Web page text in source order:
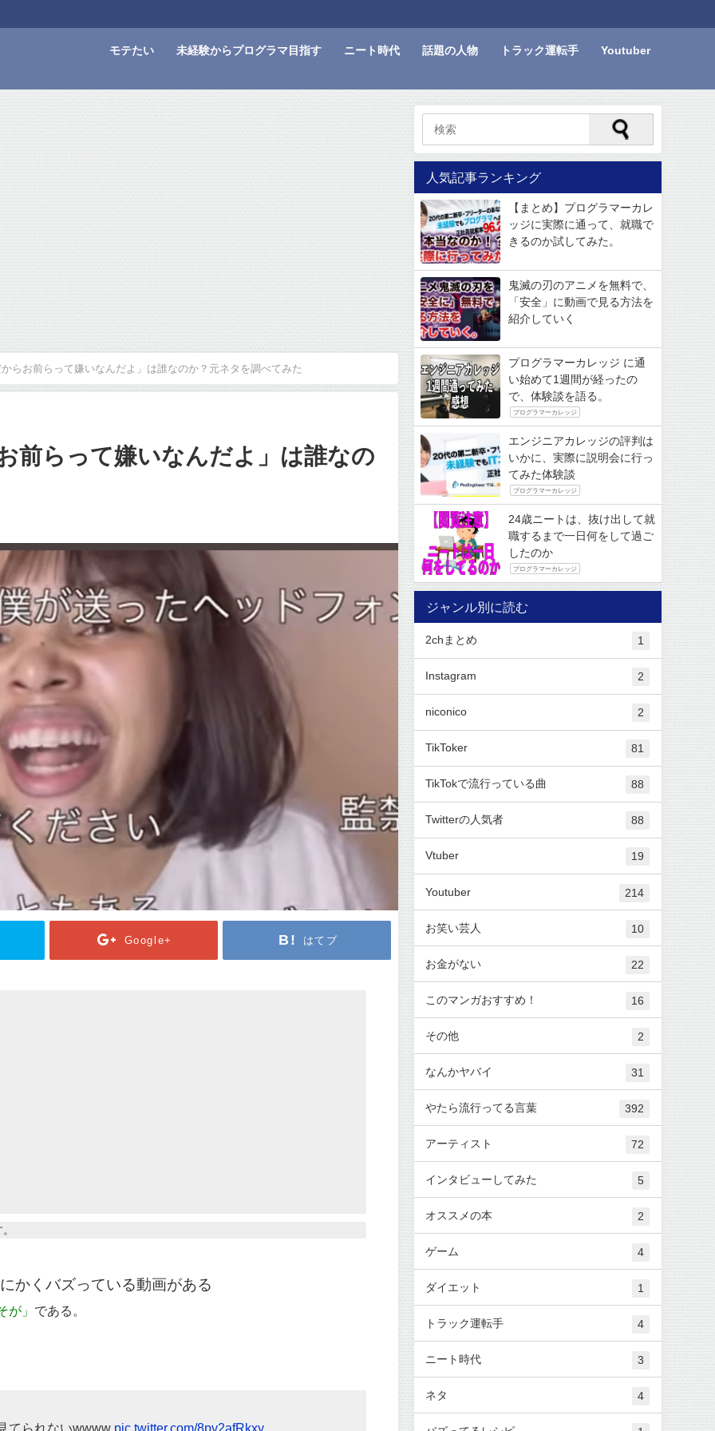
モテたい 未経験からプログラマ目指す ニート時代 話題の人物 トラック運転手 Youtuber
らお前らって嫌いなんだよ」は誰なのか？元ネタを調べてみた
前らって嫌いなんだよ」は誰なの
Google+ はてブ
かくバズっている動画がある
が」 である。
てられないwwww pic.twitter.com/8pv2afRkxy
人気記事ランキング
【まとめ】プログラマーカレ
ッジに実際に通って、就職で
きるのか試してみた。
鬼滅の刃のアニメを無料で、
「安全」に動画で見る方法を
紹介していく
プログラマーカレッジ に通
い始めて1週間が経ったの
で、体験談を語る。
プログラマーカレッジ
エンジニアカレッジの評判は
いかに、実際に説明会に行っ
てみた体験談
プログラマーカレッジ
24歳ニートは、抜け出して就
職するまで一日何をして過ご
したのか
プログラマーカレッジ
ジャンル別に読む
2chまとめ 1
Instagram 2
niconico 2
TikToker 81
TikTokで流行っている曲 88
Twitterの人気者 88
Vtuber 19
Youtuber 214
お笑い芸人 10
お金がない 22
このマンガおすすめ！ 16
その他 2
なんかヤバイ 31
やたら流行ってる言葉 392
アーティスト 72
インタビューしてみた 5
オススメの本 2
ゲーム 4
ダイエット 1
トラック運転手 4
ニート時代 3
ネタ 4